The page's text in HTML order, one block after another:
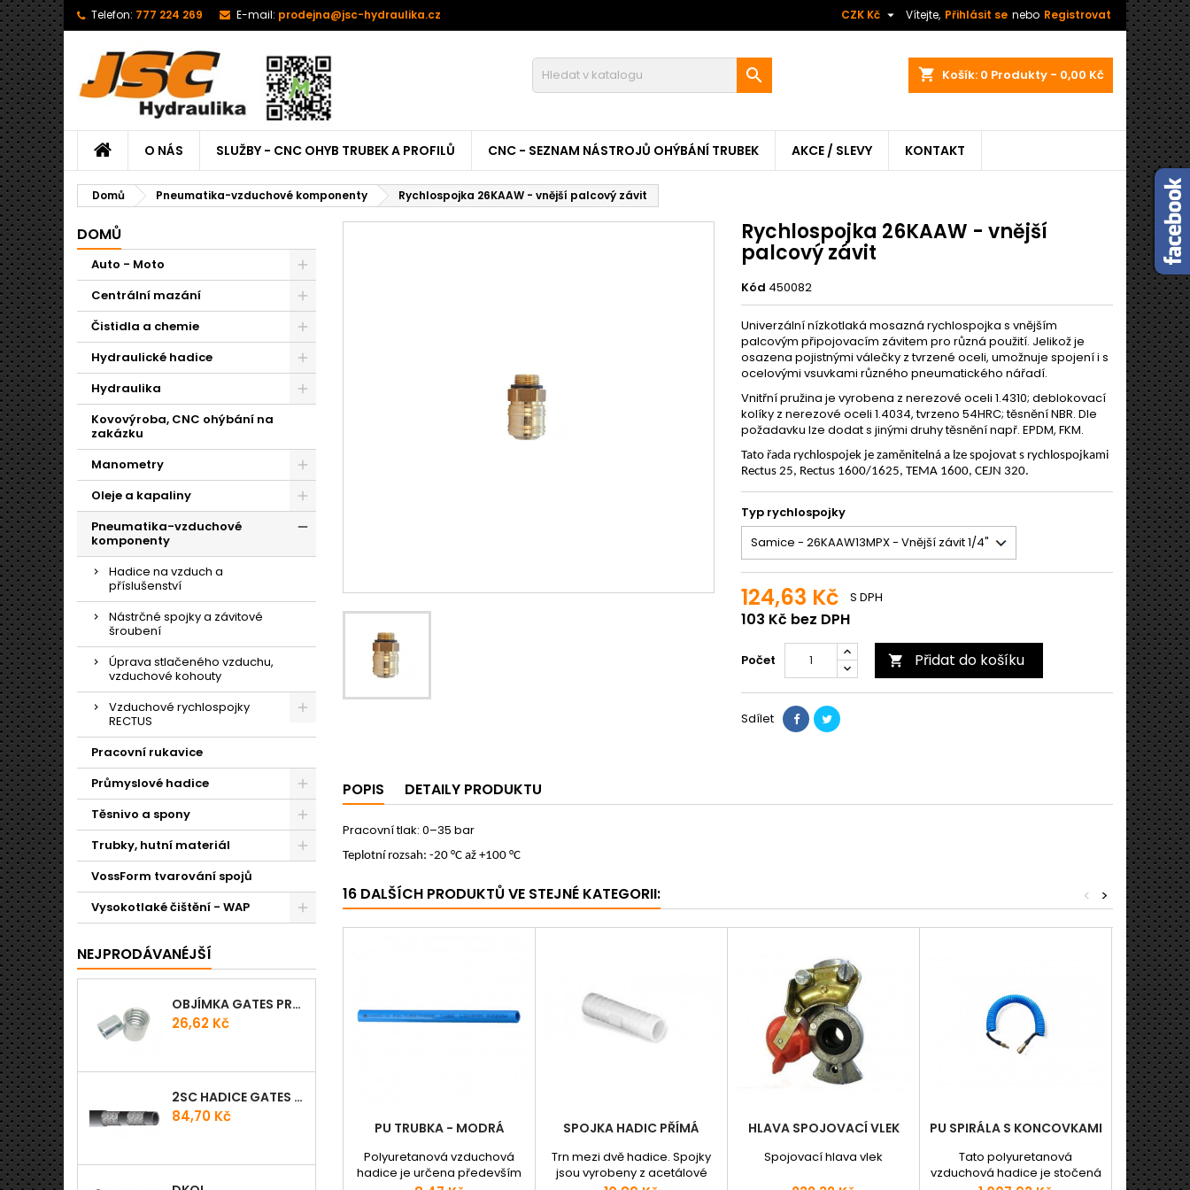
Telefon: 777 224 269 E-mail: prodejna@jsc-hydraulika.cz Vítejte, Přihlásit se nebo Registrovat
CZK Kč 
shopping_cart Košík: 0 Produkty - 0,00 Kč

O NÁS SLUŽBY - CNC OHYB TRUBEK A PROFILŮ CNC - SEZNAM NÁSTROJŮ OHÝBÁNÍ TRUBEK AKCE / SLEVY KONTAKT
Domů Pneumatika-vzduchové komponenty Rychlospojka 26KAAW - vnější palcový závit
DOMŮ
Auto - Moto
Centrální mazání
Čistidla a chemie
Hydraulické hadice
Hydraulika
Kovovýroba, CNC ohýbání na
zakázku
Manometry
Oleje a kapaliny
Pneumatika-vzduchové
komponenty
Hadice na vzduch a
příslušenství
Nástrčné spojky a závitové
šroubení
Úprava stlačeného vzduchu,
vzduchové kohouty
Vzduchové rychlospojky
RECTUS
Pracovní rukavice
Průmyslové hadice
Těsnivo a spony
Trubky, hutní materiál
VossForm tvarování spojů
Vysokotlaké čištění - WAP
NEJPRODÁVANÉJŠÍ
OBJÍMKA GATES PRO-V
Cena
26,62 Kč
2SC HADICE GATES PROV
Cena
84,70 Kč
Rychlospojka 26KAAW - vnější
palcový závit
Kód 450082
Univerzální nízkotlaká mosazná rychlospojka s vnějším
palcovým připojovacím závitem pro různá použití. Jelikož je
osazena pojistnými válečky z tvrzené oceli, umožnuje spojení i s
ocelovými vsuvkami různého pneumatického nářadí.
Vnitřní pružina je vyrobena z nerezové oceli 1.4310; deblokovací
kolíky z nerezové oceli 1.4034, tvrzeno 54HRC; těsnění NBR. Dle
požadavku lze dodat s jinými druhy těsnění např. EPDM, FKM.
Tato řada rychlospojek je zaměnitelná a lze spojovat s rychlospojkami
Rectus 25, Rectus 1600/1625, TEMA 1600, CEJN 320.
Typ rychlospojky
124,63 Kč
103 Kč bez DPH
S DPH
Počet  Přidat do košíku
Sdílet
POPIS DETAILY PRODUKTU
Pracovní tlak: 0–35 bar
Teplotní rozsah: -20 °C až +100 °C
16 DALŠÍCH PRODUKTŮ VE STEJNÉ KATEGORII: >
<
PU TRUBKA - MODRÁ
Polyuretanová vzduchová
hadice je určena především
SPOJKA HADIC PŘÍMÁ
Trn mezi dvě hadice. Spojky
jsou vyrobeny z acetálové
HLAVA SPOJOVACÍ VLEK
Spojovací hlava vlek
PU SPIRÁLA S KONCOVKAMI
Tato polyuretanová
vzduchová hadice je stočená